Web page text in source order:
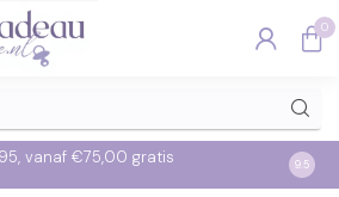
0
vanaf €75,00 gratis Op
9.5